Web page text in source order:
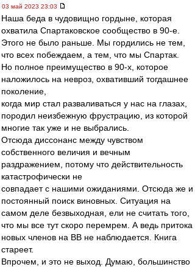
03 май 2023 23:03
Наша беда в чудовищно гордыне, которая
охватила Спартаковское сообщество в 90-е.
Этого не было раньше. Мы гордились не тем,
что всех побеждаем, а тем, что мы Спартак.
Но полное преимущество в 90-х, которое
наложилось на невроз, охвативший тогдашнее
поколение,
когда мир стал разваливаться у нас на глазах,
породил неизбежную фрустрацию, из которой
многие так уже и не выбрались.
Отсюда диссонанс между чувством
собственного величия и вечным
раздражением, потому что действительность
катастрофически не
совпадает с нашими ожиданиями. Отсюда же и
постоянный поиск виновных. Ситуация на
самом деле безвыходная, ели не считать того,
что мы все тут скоро перемрем. А ведь притока
новых членов на ВВ не наблюдается. Книга
стареет.
Впрочем, и это не выход. Думаю, большинство